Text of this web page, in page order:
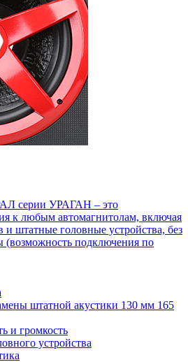
серии УРАГАН – это
к любым автомагнитолам, включая
штатные головные устройства, без
(возможность подключения по
штатной акустики 130 мм 165
и громкость
устройства